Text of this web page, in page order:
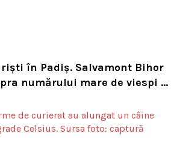
în Padiș. Salvamont Bihor
numărului mare de viespi de